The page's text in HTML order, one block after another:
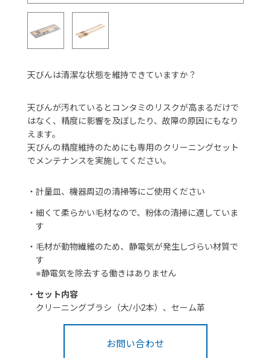
天びんは清潔な状態を維持できていますか？
天びんが汚れているとコンタミのリスクが高まるだけで
はなく、精度に影響を及ぼしたり、故障の原因にもなり
えます。
天びんの精度維持のためにも専用のクリーニングセット
でメンテナンスを実施してください。
・ 計量皿、機器周辺の清掃等にご使用ください
・ 細くて柔らかい毛材なので、粉体の清掃に適していま
す
・ 毛材が動物繊維のため、静電気が発生しづらい材質で
す
※静電気を除去する働きはありません
・ セット内容
クリーニングブラシ（大/小2本）、セーム革
お問い合わせ